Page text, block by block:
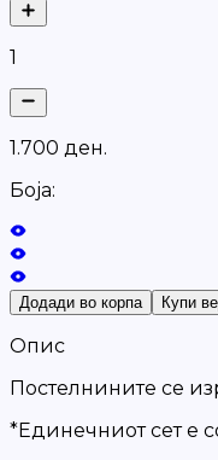
1
1.700 ден.
Боја:
Додади во корпа Купи
Опис
Постелнините се
*Единечниот сет е